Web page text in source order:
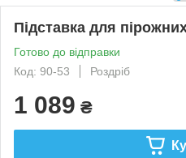
Підставка для
Готово до відправки
Код: 90-53
Роздріб
1 089 ₴